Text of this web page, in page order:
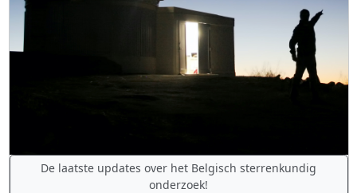
De laatste updates over het Belgisch sterrenkundig
onderzoek!